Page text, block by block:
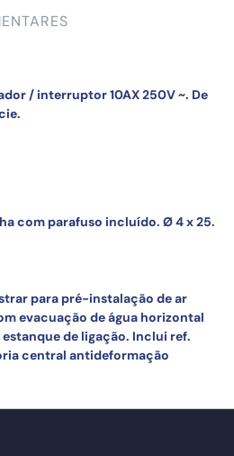
/ interruptor 10AX 250V ~. De
com parafuso incluído. Ø 4 x 25.
para pré-instalação de ar
evacuação de água horizontal
de ligação. Inclui ref.
central antideformação